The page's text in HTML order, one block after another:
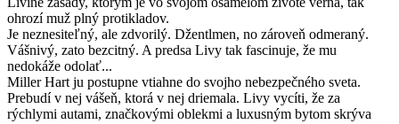
ohrozí muž plný protikladov.
Je neznesiteľný, ale zdvorilý. Džentlmen, no zároveň odmeraný.
Vášnivý, zato bezcitný. A predsa Livy tak fascinuje, že mu
nedokáže odolať...
Miller Hart ju postupne vtiahne do svojho nebezpečného sveta.
Prebudí v nej vášeň, ktorá v nej driemala. Livy vycíti, že za
rýchlymi autami, značkovými oblekmi a luxusným bytom skrýva